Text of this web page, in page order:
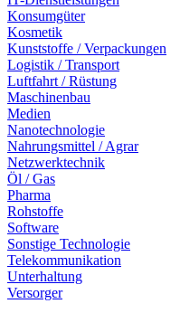
Konsumgüter
Kosmetik
Kunststoffe / Verpackungen
Logistik / Transport
Luftfahrt / Rüstung
Maschinenbau
Medien
Nanotechnologie
Nahrungsmittel / Agrar
Netzwerktechnik
Öl / Gas
Pharma
Rohstoffe
Software
Sonstige Technologie
Telekommunikation
Unterhaltung
Versorger